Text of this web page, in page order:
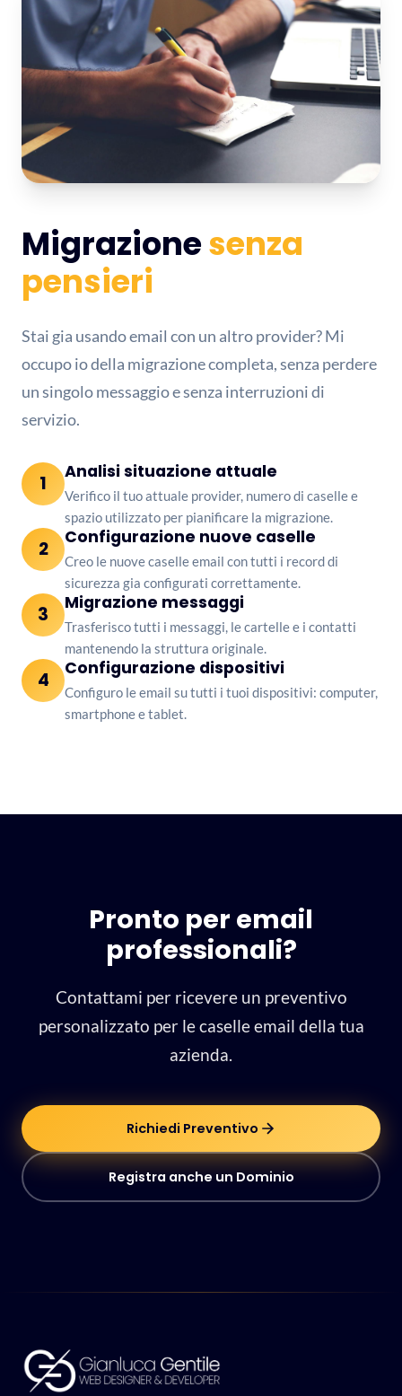
Migrazionesenza
pensieri
Stai gia usando email con un altro provider? Mi
occupo io della migrazione completa, senza perdere
un singolo messaggio e senza interruzioni di
servizio.
1 Analisi situazione attuale
Verifico il tuo attuale provider, numero di caselle e
spazio utilizzato per pianificare la migrazione.
2 Configurazione nuove caselle
Creo le nuove caselle email con tutti i record di
sicurezza gia configurati correttamente.
3 Migrazione messaggi
Trasferisco tutti i messaggi, le cartelle e i contatti
mantenendo la struttura originale.
4 Configurazione dispositivi
Configuro le email su tutti i tuoi dispositivi: computer,
smartphone e tablet.
Pronto per email
professionali?
Contattami per ricevere un preventivo
personalizzato per le caselle email della tua
azienda.
Richiedi Preventivo
Registra anche un Dominio